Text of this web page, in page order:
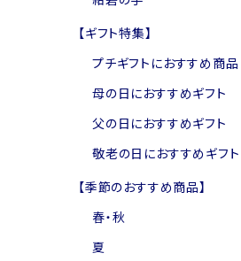
【ギフト特集】
プチギフトにおすすめ商品
母の日におすすめギフト
父の日におすすめギフト
敬老の日におすすめギフト
【季節のおすすめ商品】
春・秋
夏